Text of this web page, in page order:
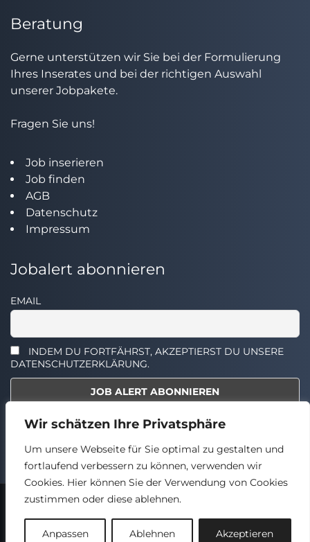
Wir schätzen Ihre Privatsphäre
Um unsere Webseite für Sie optimal zu gestalten und
fortlaufend verbessern zu können, verwenden wir
Cookies. Hier können Sie der Verwendung von Cookies
zustimmen oder diese ablehnen.
Anpassen Ablehnen Akzeptieren
Beratung
Gerne unterstützen wir Sie bei der Formulierung
Ihres Inserates und bei der richtigen Auswahl
unserer Jobpakete.
Fragen Sie uns!
Job inserieren
Job finden
AGB
Datenschutz
Impressum
Jobalert abonnieren
EMAIL
INDEM DU FORTFÄHRST, AKZEPTIERST DU UNSERE
DATENSCHUTZERKLÄRUNG.
Select the widget you want to show.
Back